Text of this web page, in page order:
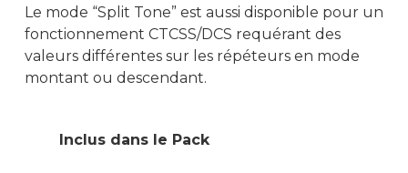
Le mode “Split Tone” est aussi disponible pour un
fonctionnement CTCSS/DCS requérant des
valeurs différentes sur les répéteurs en mode
montant ou descendant.
Inclus dans le Pack